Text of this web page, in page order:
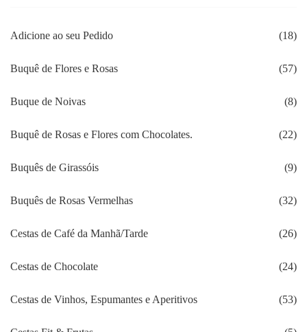
Adicione ao seu Pedido (18)
Buquê de Flores e Rosas (57)
Buque de Noivas (8)
Buquê de Rosas e Flores com Chocolates. (22)
Buquês de Girassóis (9)
Buquês de Rosas Vermelhas (32)
Cestas de Café da Manhã/Tarde (26)
Cestas de Chocolate (24)
Cestas de Vinhos, Espumantes e Aperitivos (53)